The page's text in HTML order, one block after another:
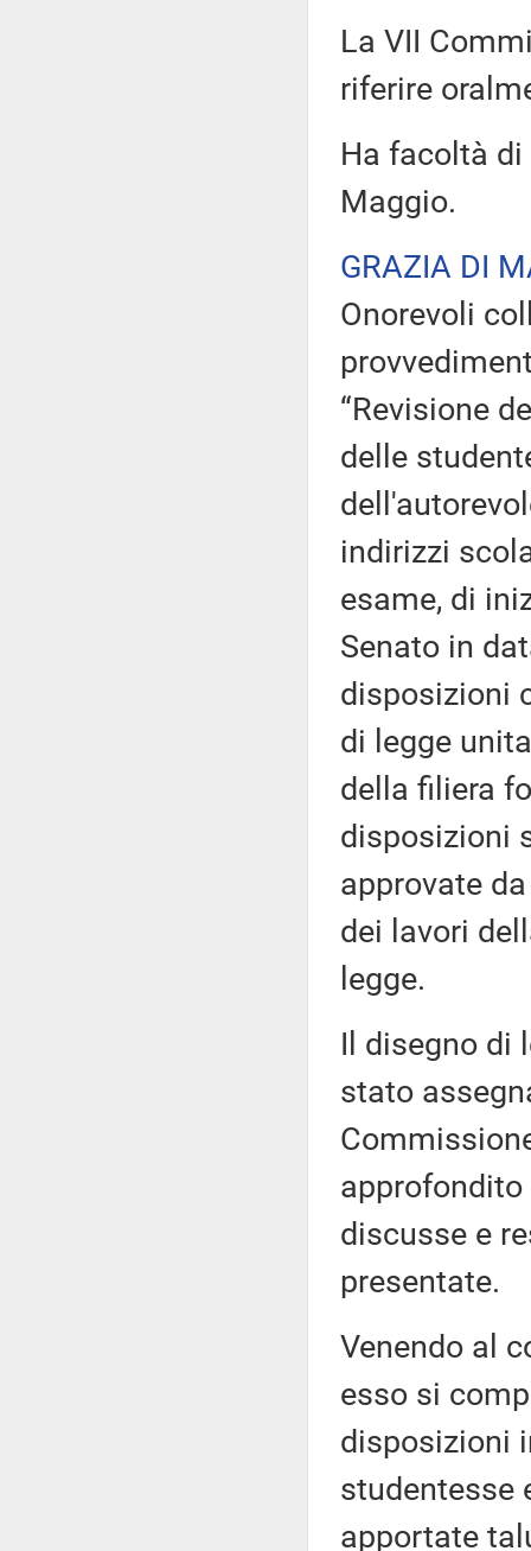
La VII
riferire
Ha facoltà di
Maggio.
GRAZIA DI
Onorevoli
“Revisione
delle
indirizzi
esame, di
Senato in
disposizioni
di legge
della filiera
disposizioni
approvate
dei lavori
legge.
Il disegno di
stato
discusse e
presentate.
Venendo al
esso si
disposizioni
studentesse
apportate